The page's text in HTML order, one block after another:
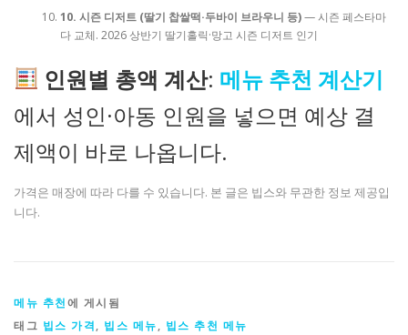
10. 시즌 디저트 (딸기 찹쌀떡·두바이 브라우니 등)— 시즌 페스타마
다 교체. 2026 상반기 딸기홀릭·망고 시즌 디저트 인기
인원별 총액 계산: 메뉴 추천 계산기
에서 성인·아동 인원을 넣으면 예상 결
제액이 바로 나옵니다.
가격은 매장에 따라 다를 수 있습니다. 본 글은 빕스와 무관한 정보 제공입
니다.
메뉴 추천에 게시됨
태그 빕스 가격, 빕스 메뉴, 빕스 추천 메뉴